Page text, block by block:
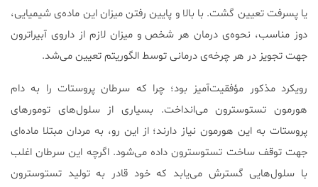
یا پسرفت تعیین گشت. با بالا و پایین رفتن میزان این ماده‌ی شیمیایی،
دوز مناسب، نحوه‌ی درمان هر شخص و میزان لازم از داروی آبیراترون
جهت تجویز در هر چرخه‌ی درمانی توسط الگوریتم تعیین می‌‌شد.
رویکرد مذکور مؤفقیت‌آمیز بود؛ چرا که سرطان پروستات را به دام
هورمون تستوسترون می‌انداخت. بسیاری از سلول‌های تومور‌های
پروستات به این هورمون نیاز دارند؛ از این رو، به مردان مبتلا ماده‌ای
جهت توقف ساخت تستوسترون داده می‌شود. اگرچه این سرطان اغلب
با سلول‌هایی گسترش می‌یابد که خود قادر به تولید تستوسترون